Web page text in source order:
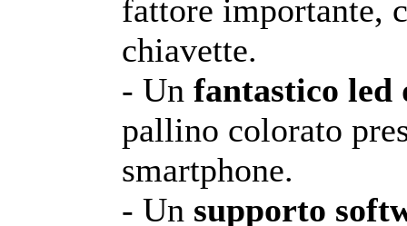
fattore importante,
chiavette.
- Un fantastico
pallino colorato
smartphone.
- Un supporto